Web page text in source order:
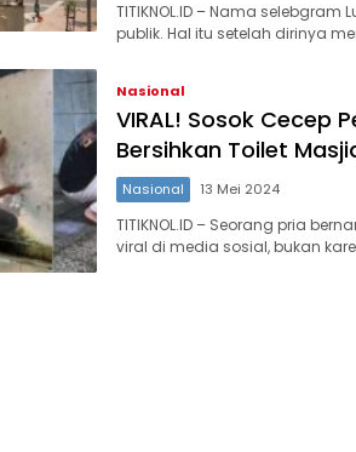
TITIKNOL.ID – Nama
publik. Hal itu setelah dirinya
Nasional
VIRAL! Sosok Cecep
Bersihkan Toilet
Nasional 13 Mei 2024
TITIKNOL.ID – Seorang pria
viral di media sosial, bukan